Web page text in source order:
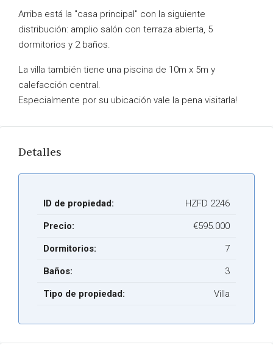
Arriba está la "casa principal" con la siguiente
distribución: amplio salón con terraza abierta, 5
dormitorios y 2 baños.
La villa también tiene una piscina de 10m x 5m y
calefacción central.
Especialmente por su ubicación vale la pena visitarla!
Detalles
ID de propiedad: HZFD 2246
Precio: €595.000
Dormitorios: 7
Baños: 3
Tipo de propiedad: Villa